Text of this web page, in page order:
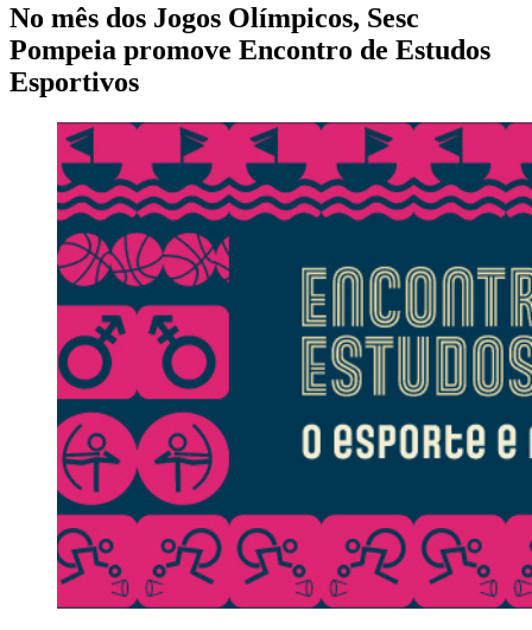
No mês dos Jogos Olímpicos, Sesc
Pompeia promove Encontro de Estudos
Esportivos